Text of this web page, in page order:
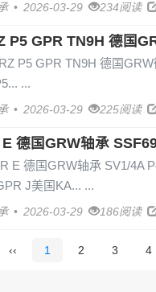
• 2026-03-29 234阅读
P5 GPR TN9H 德国
P5 GPR TN9H 德国
• 2026-03-29 225阅读
德国GRW轴承
E 德国GRW轴承 SV1/4A
J美国KA...
• 2026-03-29 186阅读
‹‹ 1 2 3 4